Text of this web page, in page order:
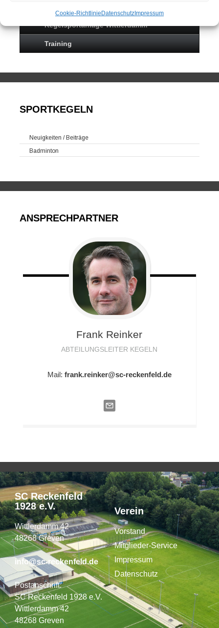
Cookie-Richtlinie Datenschutz Impressum
Kegelsportanlage Wittlerdamm
Training
SPORTKEGELN
Neuigkeiten / Beiträge
Badminton
ANSPRECHPARTNER
Frank Reinker
ABTEILUNGSLEITER KEGELN
Mail: frank.reinker@sc-reckenfeld.de
SC Reckenfeld
1928 e.V.
Wittlerdamm 42
48268 Greven
info@sc-reckenfeld.de
Postanschrift:
SC Reckenfeld 1928 e.V.
Wittlerdamm 42
48268 Greven
Verein
Vorstand
Mitglieder-Service
Impressum
Datenschutz